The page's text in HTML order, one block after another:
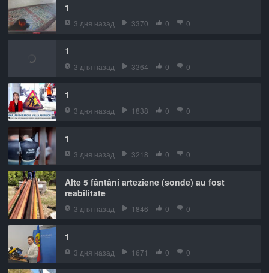
1
3 дня назад 3370 0 0
1
3 дня назад 3364 0 0
1
3 дня назад 1838 0 0
1
3 дня назад 3218 0 0
Alte 5 fântâni arteziene (sonde) au fost
reabilitate
3 дня назад 1846 0 0
1
3 дня назад 1671 0 0